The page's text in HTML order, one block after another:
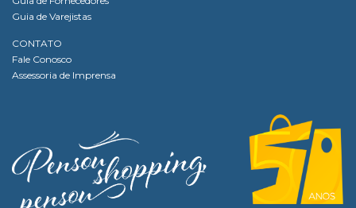
Guia de Varejistas
CONTATO
Fale Conosco
Assessoria de Imprensa